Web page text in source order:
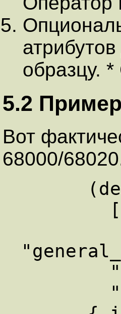
образцу.
5.2
Вот
68000/